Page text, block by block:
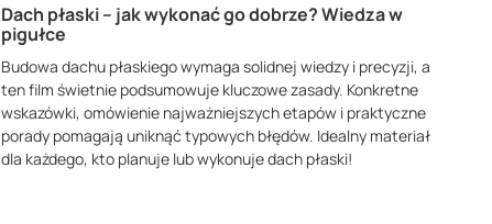
Dach płaski – jak wykonać go dobrze? Wiedza w
pigułce
Budowa dachu płaskiego wymaga solidnej wiedzy i precyzji, a
ten film świetnie podsumowuje kluczowe zasady. Konkretne
wskazówki, omówienie najważniejszych etapów i praktyczne
porady pomagają uniknąć typowych błędów. Idealny materiał
dla każdego, kto planuje lub wykonuje dach płaski!